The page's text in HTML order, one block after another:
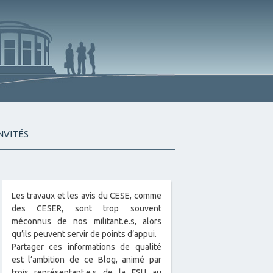
Les travaux et les avis du CESE, comme
des CESER, sont trop souvent
méconnus de nos militant.e.s, alors
qu’ils peuvent servir de points d’appui.
Partager ces informations de qualité
est l’ambition de ce Blog, animé par